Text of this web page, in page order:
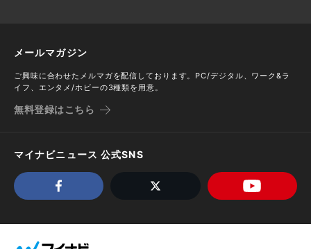
メールマガジン
ご興味に合わせたメルマガを配信しております。PC/デジタル、ワーク&ラ
イフ、エンタメ/ホビーの3種類を用意。
無料登録はこちら
マイナビニュース 公式SNS